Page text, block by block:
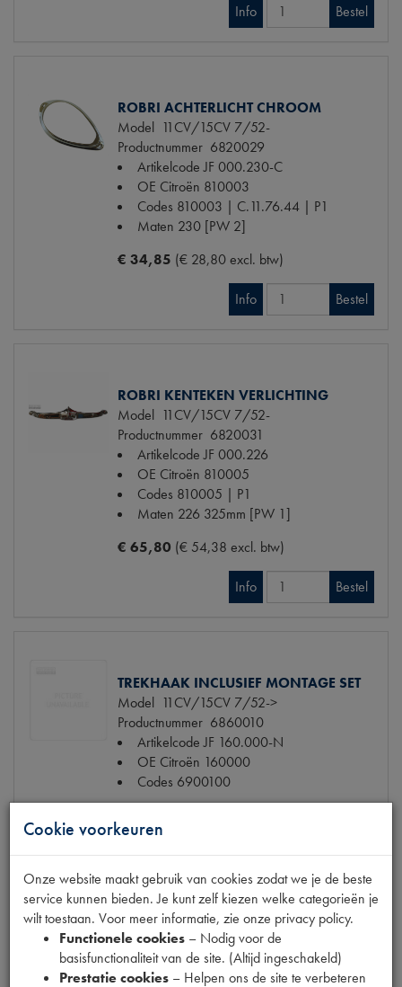
Info Bestel
ROBRI ACHTERLICHT CHROOM
Model 11CV/15CV 7/52-
Productnummer 6820029
Artikelcode JF000.230-C
OE Citroën 810003
Codes 810003 | C.11.76.44 | P1
Maten 230 [PW 2]
€ 34,85 (€ 28,80 excl. btw)
Info Bestel
ROBRI KENTEKEN VERLICHTING
Model 11CV/15CV 7/52-
Productnummer 6820031
Artikelcode JF000.226
OE Citroën 810005
Codes 810005 | P1
Maten 226 325mm [PW 1]
€ 65,80 (€ 54,38 excl. btw)
Info Bestel
TREKHAAK INCLUSIEF MONTAGE SET
Model 11CV/15CV 7/52->
Productnummer 6860010
Artikelcode JF 160.000-N
OE Citroën 160000
Codes 6900100
Info Bestel
TEMPERATUUR METER CREME
Model
Cookie voorkeuren
Onze website maakt gebruik van cookies zodat we je de beste
service kunnen bieden. Je kunt zelf kiezen welke categorieën je
wilt toestaan. Voor meer informatie, zie onze privacy policy.
Functionele cookies – Nodig voor de
basisfunctionaliteit van de site. (Altijd ingeschakeld)
Prestatie cookies – Helpen ons de site te verbeteren